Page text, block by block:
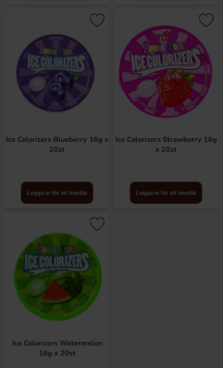
Ice Colorizers Blueberry 16g x
20st
Logga in för att handla
Ice Colorizers Strawberry 16g
x 20st
Logga in för att handla
Ice Colorizers Watermelon
16g x 20st